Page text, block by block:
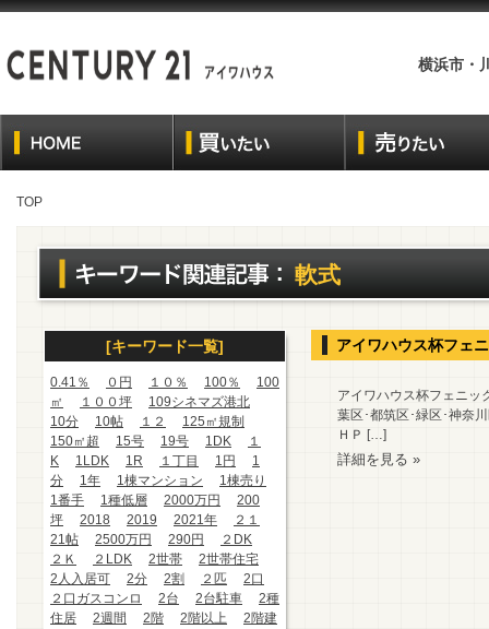
横浜市・
TOP
軟式
[キーワード一覧]
0.41％ ０円 １０％ 100％
100
㎡
１００坪
109シネマズ港北
10分
10帖 １２
125㎡規制
150㎡超
15号 19号 1DK
１
K
1LDK 1R １丁目 1円
1
分
1年 1棟マンション
1棟売り
1番手
1種低層 2000万円
200
坪
2018 2019 2021年
２１
21帖
2500万円 290円
２DK
２Ｋ
２LDK 2世帯
2世帯住宅
2人入居可
2分 2割 ２匹
2口
２口ガスコンロ
2台 2台駐車
2種
住居
2週間 2階 2階以上
2階建
アイワハウス杯フェ
アイワハウス杯フェニッ
葉区･都筑区･緑区･神奈
ＨＰ […]
詳細を見る »